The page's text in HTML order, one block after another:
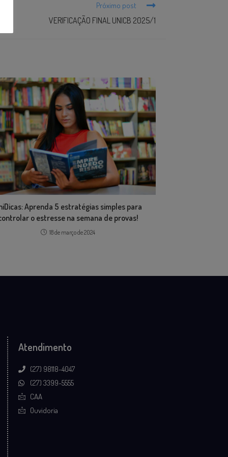
Próximo post
VERIFICAÇÃO FINAL UNICB 2025/1
Aprenda 5 estratégias simples para
o estresse na semana de provas!
18 de março de 2024
Atendimento
(27) 98118-4047
(27) 3399-5555
CAA
Ouvidoria